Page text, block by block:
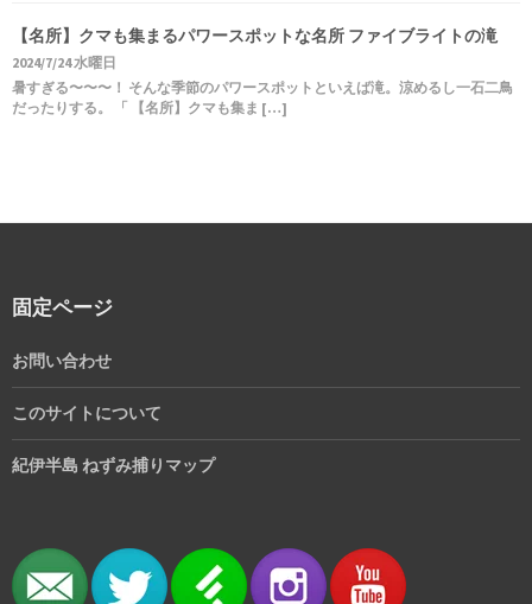
【名所】クマも集まるパワースポットな名所 ファイブライトの滝
2024/7/24 水曜日
暑すぎる〜〜〜！ そんな季節のパワースポットといえば滝。涼めるし一石二鳥
だったりする。 「 【名所】クマも集ま […]
固定ページ
お問い合わせ
このサイトについて
紀伊半島 ねずみ捕りマップ